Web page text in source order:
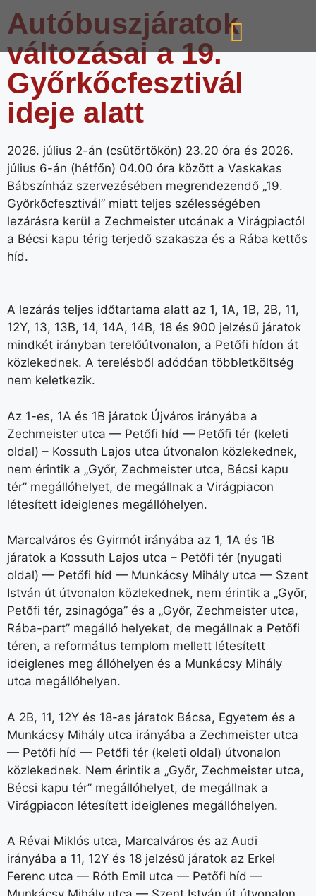
Autóbuszjáratok
változásai a 19.
Győrkőcfesztivál
ideje alatt
2026. július 2-án (csütörtökön) 23.20 óra és 2026.
július 6-án (hétfőn) 04.00 óra között a Vaskakas
Bábszínház szervezésében megrendezendő „19.
Győrkőcfesztivál” miatt teljes szélességében
lezárásra kerül a Zechmeister utcának a Virágpiactól
a Bécsi kapu térig terjedő szakasza és a Rába kettős
híd.
A lezárás teljes időtartama alatt az 1, 1A, 1B, 2B, 11,
12Y, 13, 13B, 14, 14A, 14B, 18 és 900 jelzésű járatok
mindkét irányban terelőútvonalon, a Petőfi hídon át
közlekednek. A terelésből adódóan többletköltség
nem keletkezik.
Az 1-es, 1A és 1B járatok Újváros irányába a
Zechmeister utca — Petőfi híd — Petőfi tér (keleti
oldal) – Kossuth Lajos utca útvonalon közlekednek,
nem érintik a „Győr, Zechmeister utca, Bécsi kapu
tér” megállóhelyet, de megállnak a Virágpiacon
létesített ideiglenes megállóhelyen.
Marcalváros és Gyirmót irányába az 1, 1A és 1B
járatok a Kossuth Lajos utca – Petőfi tér (nyugati
oldal) — Petőfi híd — Munkácsy Mihály utca — Szent
István út útvonalon közlekednek, nem érintik a „Győr,
Petőfi tér, zsinagóga” és a „Győr, Zechmeister utca,
Rába-part” megálló helyeket, de megállnak a Petőfi
téren, a református templom mellett létesített
ideiglenes meg állóhelyen és a Munkácsy Mihály
utca megállóhelyen.
A 2B, 11, 12Y és 18-as járatok Bácsa, Egyetem és a
Munkácsy Mihály utca irányába a Zechmeister utca
— Petőfi híd — Petőfi tér (keleti oldal) útvonalon
közlekednek. Nem érintik a „Győr, Zechmeister utca,
Bécsi kapu tér” megállóhelyet, de megállnak a
Virágpiacon létesített ideiglenes megállóhelyen.
A Révai Miklós utca, Marcalváros és az Audi
irányába a 11, 12Y és 18 jelzésű járatok az Erkel
Ferenc utca — Róth Emil utca — Petőfi híd —